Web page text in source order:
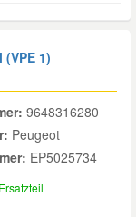
1)
9648316280
Peugeot
EP5025734